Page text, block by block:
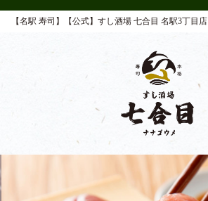
【名駅 寿司】【公式】すし酒場 七合目 名駅3丁目店